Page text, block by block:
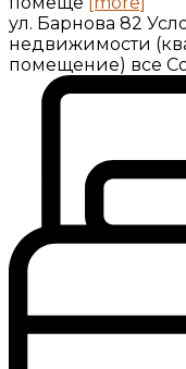
ул. Барнова 82
недвижимости
помещение) все